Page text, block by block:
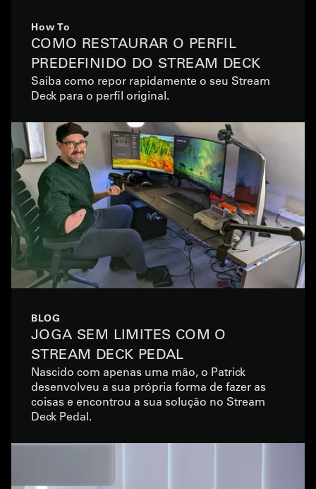
How To
COMO RESTAURAR O PERFIL
PREDEFINIDO DO STREAM DECK
Saiba como repor rapidamente o seu Stream
Deck para o perfil original.
BLOG
JOGA SEM LIMITES COM O
STREAM DECK PEDAL
Nascido com apenas uma mão, o Patrick
desenvolveu a sua própria forma de fazer as
coisas e encontrou a sua solução no Stream
Deck Pedal.